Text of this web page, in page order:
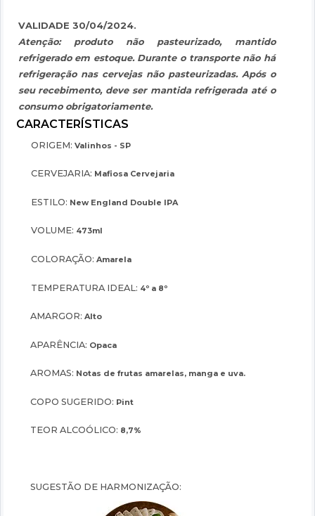
VALIDADE 30/04/2024.
Atenção: produto não pasteurizado, mantido
refrigerado em estoque. Durante o transporte não há
refrigeração nas cervejas não pasteurizadas. Após o
seu recebimento, deve ser mantida refrigerada até o
consumo obrigatoriamente.
ORIGEM: Valinhos - SP
CERVEJARIA: Mafiosa Cervejaria
ESTILO: New England Double IPA
VOLUME: 473ml
COLORAÇÃO: Amarela
TEMPERATURA IDEAL: 4º a 8º
AMARGOR:Alto
APARÊNCIA: Opaca
AROMAS: Notas de frutas amarelas, manga e uva.
COPO SUGERIDO: Pint
TEOR ALCOÓLICO: 8,7%
SUGESTÃO DE HARMONIZAÇÃO: